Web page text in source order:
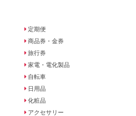
定期便
商品券・金券
旅行券
家電・電化製品
自転車
日用品
化粧品
アクセサリー